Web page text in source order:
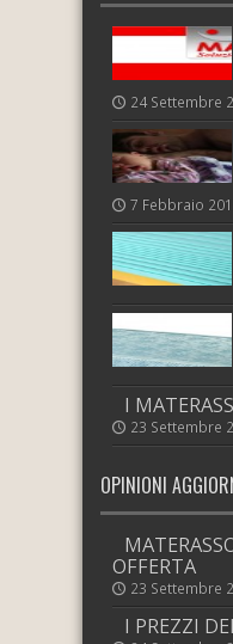
24 Settembre
7 Febbraio
I
23 Settembre
OPINIONI
OFFERTA
23 Settembre
I PREZZI